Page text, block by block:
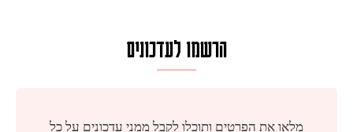
הרשמו לעדכונים